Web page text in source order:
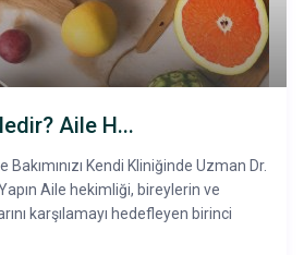
Aile H...
Bakımınızı Kendi Kliniğinde Uzman Dr.
Aile hekimliği, bireylerin ve
karşılamayı hedefleyen birinci